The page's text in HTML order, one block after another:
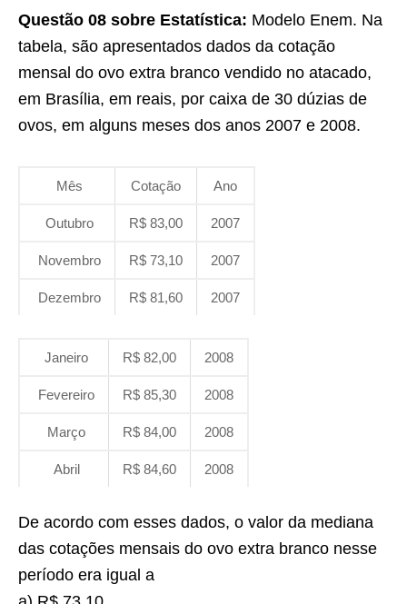
Questão 08 sobre Estatística: Modelo Enem. Na
tabela, são apresentados dados da cotação
mensal do ovo extra branco vendido no atacado,
em Brasília, em reais, por caixa de 30 dúzias de
ovos, em alguns meses dos anos 2007 e 2008.
Mês Cotação Ano
Outubro R$ 83,00 2007
Novembro R$ 73,10 2007
Dezembro R$ 81,60 2007
Janeiro R$ 82,00 2008
Fevereiro R$ 85,30 2008
Março R$ 84,00 2008
Abril R$ 84,60 2008
De acordo com esses dados, o valor da mediana
das cotações mensais do ovo extra branco nesse
período era igual a